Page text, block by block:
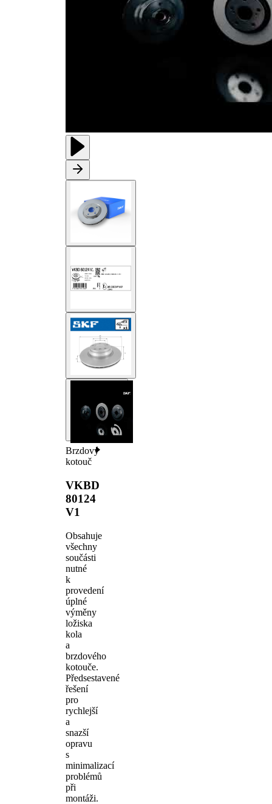
Brzdový
kotouč
VKBD
80124
V1
Obsahuje
všechny
součásti
nutné
k
provedení
úplné
výměny
ložiska
kola
a
brzdového
kotouče.
Předsestavené
řešení
pro
rychlejší
a
snazší
opravu
s
minimalizací
problémů
při
montáži.